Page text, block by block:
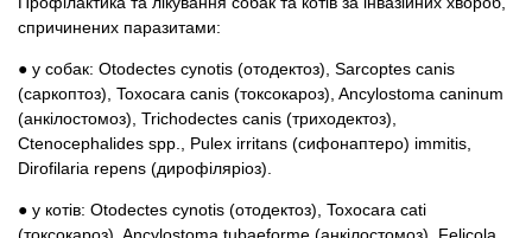
спричинених паразитами:
● у собак: Otodectes cynotis (отодектоз), Sarcoptes canis
(саркоптоз), Toxocara canis (токсокароз), Ancylostoma caninum
(анкілостомоз), Trichodectes canis (триходектоз),
Ctenocephalides spp., Pulex irritans (сифонаптеро) immitis,
Dirofilaria repens (дирофіляріоз).
● у котів: Otodectes cynotis (отодектоз), Toxocara cati